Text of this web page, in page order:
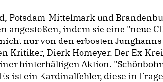
Potsdam-Mittelmark und
angestoßen, indem sie eine "neue
nur von den erbosten
Kritiker, Dierk Homeyer. Der Ex-
hinterhältigen Aktion.
ist ein Kardinalfehler, diese in